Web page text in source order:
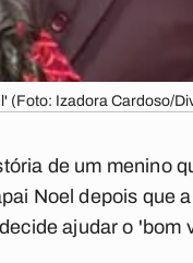
(Foto: Izadora Cardoso/
de um menino
Noel depois que
ajudar o 'bom